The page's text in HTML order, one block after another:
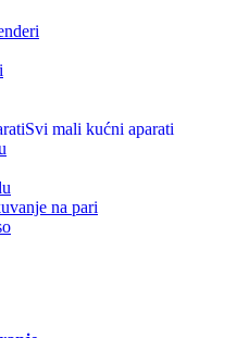
Svi mali kućni aparati
na pari